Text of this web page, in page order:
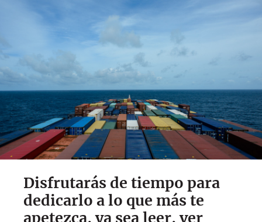
Disfrutarás de tiempo para
dedicarlo a lo que más te
apetezca, ya sea leer, ver